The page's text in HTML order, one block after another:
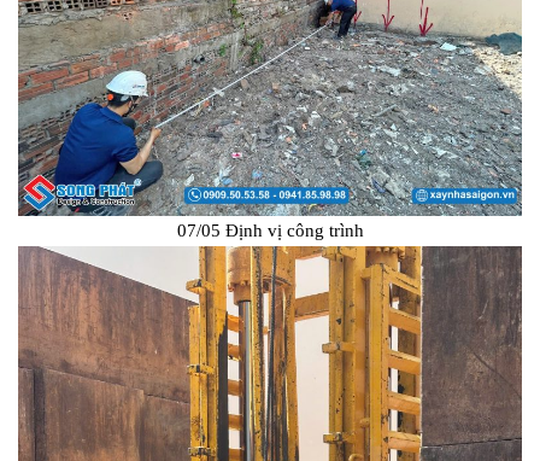
07/05 Định vị công trình